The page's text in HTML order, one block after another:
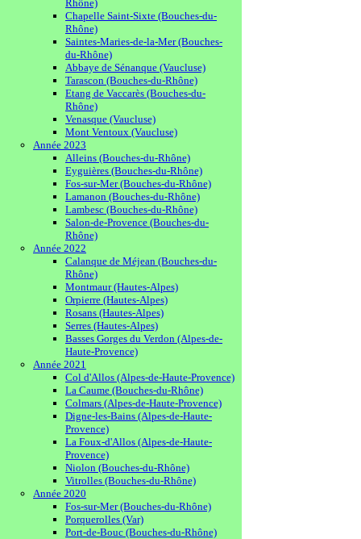
Rhône)
Chapelle Saint-Sixte (Bouches-du-
Rhône)
Saintes-Maries-de-la-Mer (Bouches-
du-Rhône)
Abbaye de Sénanque (Vaucluse)
Tarascon (Bouches-du-Rhône)
Etang de Vaccarès (Bouches-du-
Rhône)
Venasque (Vaucluse)
Mont Ventoux (Vaucluse)
Année 2023
Alleins (Bouches-du-Rhône)
Eyguières (Bouches-du-Rhône)
Fos-sur-Mer (Bouches-du-Rhône)
Lamanon (Bouches-du-Rhône)
Lambesc (Bouches-du-Rhône)
Salon-de-Provence (Bouches-du-
Rhône)
Année 2022
Calanque de Méjean (Bouches-du-
Rhône)
Montmaur (Hautes-Alpes)
Orpierre (Hautes-Alpes)
Rosans (Hautes-Alpes)
Serres (Hautes-Alpes)
Basses Gorges du Verdon (Alpes-de-
Haute-Provence)
Année 2021
Col d'Allos (Alpes-de-Haute-Provence)
La Caume (Bouches-du-Rhône)
Colmars (Alpes-de-Haute-Provence)
Digne-les-Bains (Alpes-de-Haute-
Provence)
La Foux-d'Allos (Alpes-de-Haute-
Provence)
Niolon (Bouches-du-Rhône)
Vitrolles (Bouches-du-Rhône)
Année 2020
Fos-sur-Mer (Bouches-du-Rhône)
Porquerolles (Var)
Port-de-Bouc (Bouches-du-Rhône)